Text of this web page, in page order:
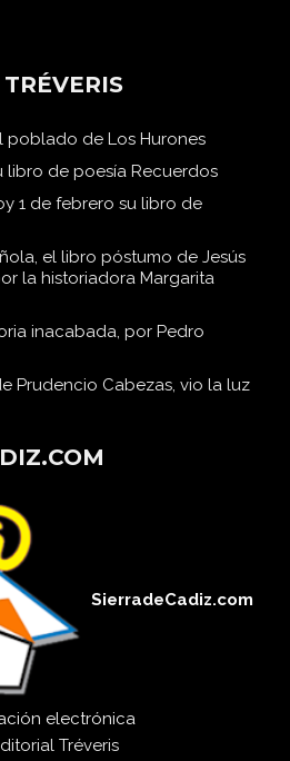
poblado de Los Hurones
libro de poesía Recuerdos
1 de febrero su libro de
el libro póstumo de Jesús
la historiadora Margarita
inacabada, por Pedro
Prudencio Cabezas, vio la luz
SierradeCadiz.com
electrónica
Tréveris